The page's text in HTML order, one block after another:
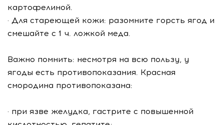
картофелиной.
· Для стареющей кожи: разомните горсть ягод и
смешайте с 1 ч. ложкой меда.
Важно помнить: несмотря на всю пользу, у
ягоды есть противопоказания. Красная
смородина противопоказана:
· при язве желудка, гастрите с повышенной